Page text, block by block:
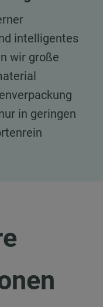
intelligentes
wir große
in geringen